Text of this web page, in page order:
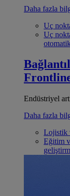
Daha fazla
Uç
Uç
Endüstriyel
Daha fazla
Lojistik
Eğitim